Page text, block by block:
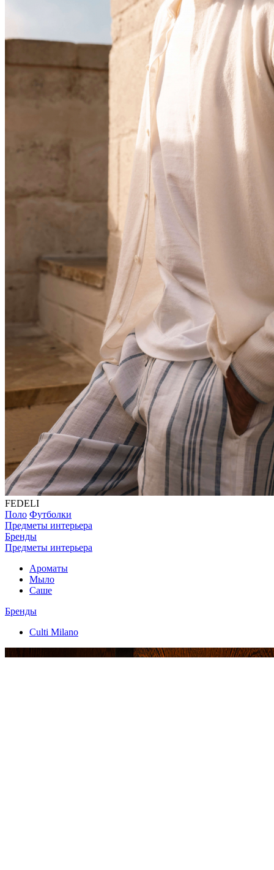
FEDELI
Поло Футболки
Предметы интерьера
Бренды
Предметы интерьера
Ароматы
Мыло
Саше
Бренды
Culti Milano